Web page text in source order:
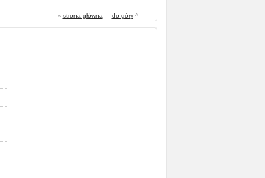
« strona główna - do góry^